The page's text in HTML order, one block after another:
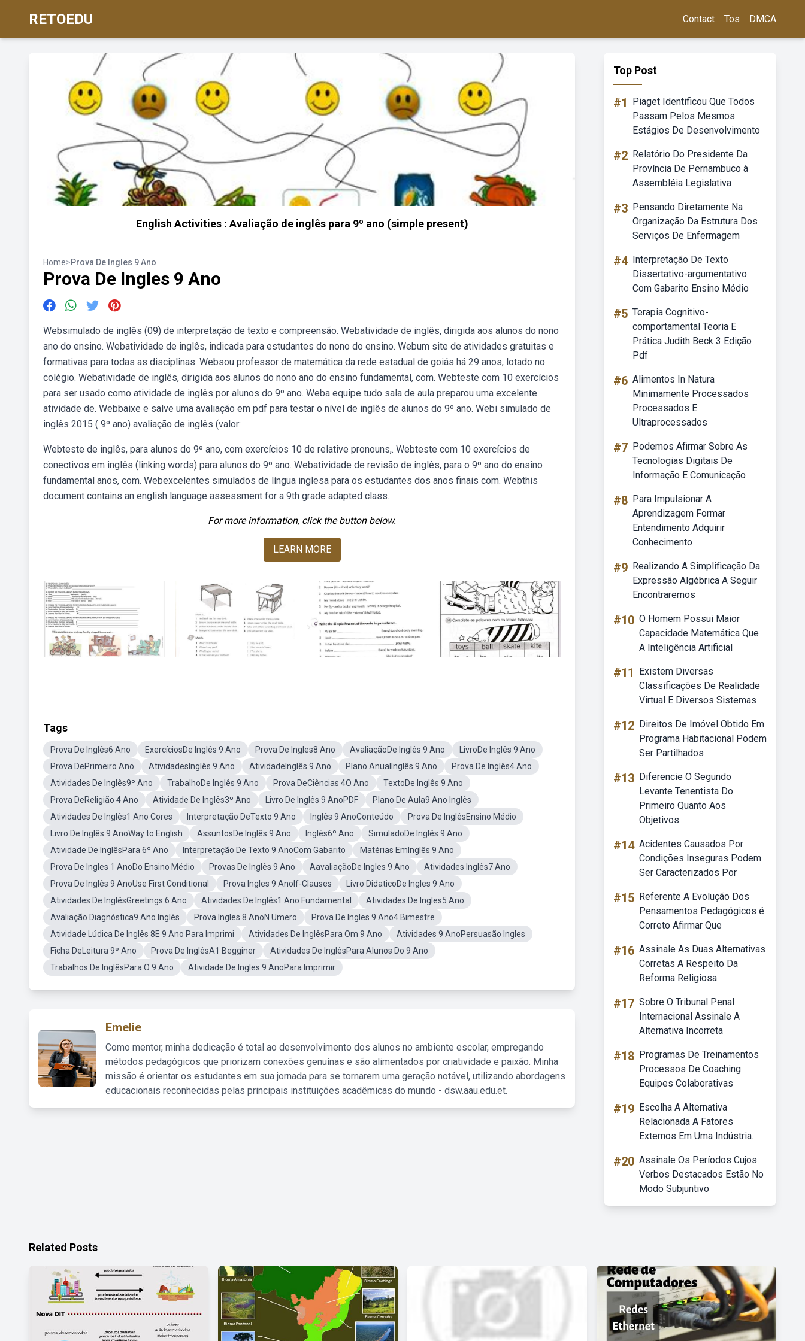
RETOEDU Contact Tos DMCA
English Activities : Avaliação de inglês para 9º ano (simple present)
Home>Prova De Ingles 9 Ano
Prova De Ingles 9 Ano
Websimulado de inglês (09) de interpretação de texto e compreensão. Webatividade de inglês, dirigida aos alunos do nono
ano do ensino. Webatividade de inglês, indicada para estudantes do nono do ensino. Webum site de atividades gratuitas e
formativas para todas as disciplinas. Websou professor de matemática da rede estadual de goiás há 29 anos, lotado no
colégio. Webatividade de inglês, dirigida aos alunos do nono ano do ensino fundamental, com. Webteste com 10 exercícios
para ser usado como atividade de inglês por alunos do 9º ano. Weba equipe tudo sala de aula preparou uma excelente
atividade de. Webbaixe e salve uma avaliação em pdf para testar o nível de inglês de alunos do 9º ano. Webi simulado de
inglês 2015 ( 9º ano) avaliação de inglês (valor:
Webteste de inglês, para alunos do 9º ano, com exercícios 10 de relative pronouns,. Webteste com 10 exercícios de
conectivos em inglês (linking words) para alunos do 9º ano. Webatividade de revisão de inglês, para o 9º ano do ensino
fundamental anos, com. Webexcelentes simulados de língua inglesa para os estudantes dos anos finais com. Webthis
document contains an english language assessment for a 9th grade adapted class.
For more information, click the button below.
LEARN MORE
Tags
Prova De Inglês6 Ano ExercíciosDe Inglês 9 Ano Prova De Ingles8 Ano AvaliaçãoDe Inglês 9 Ano
LivroDe Inglês 9 Ano
Prova DePrimeiro Ano
AtividadesInglês 9 Ano AtividadeInglês 9 Ano Plano AnualInglês 9 Ano
Prova De Inglês4 Ano
Atividades De Inglês9º Ano
TrabalhoDe Inglês 9 Ano Prova DeCiências 4O Ano
TextoDe Inglês 9 Ano
Prova DeReligião 4 Ano
Atividade De Inglês3º Ano Livro De Inglês 9 AnoPDF
Plano De Aula9 Ano Inglês
Atividades De Inglês1 Ano Cores
Interpretação DeTexto 9 Ano Inglês 9 AnoConteúdo
Prova De InglêsEnsino Médio
Livro De Inglês 9 AnoWay to English
AssuntosDe Inglês 9 Ano Inglês6º Ano
SimuladoDe Inglês 9 Ano
Atividade De InglêsPara 6º Ano
Interpretação De Texto 9 AnoCom Gabarito
Matérias EmInglês 9 Ano
Prova De Ingles 1 AnoDo Ensino Médio
Provas De Inglês 9 Ano AavaliaçãoDe Ingles 9 Ano
Atividades Inglês7 Ano
Prova De Inglês 9 AnoUse First Conditional
Prova Ingles 9 AnoIf-Clauses
Livro DidaticoDe Ingles 9 Ano
Atividades De InglêsGreetings 6 Ano
Atividades De Inglês1 Ano Fundamental
Atividades De Ingles5 Ano
Avaliação Diagnóstica9 Ano Inglês
Prova Ingles 8 AnoN Umero
Prova De Ingles 9 Ano4 Bimestre
Atividade Lúdica De Inglês 8E 9 Ano Para Imprimi
Atividades De InglêsPara Om 9 Ano
Atividades 9 AnoPersuasão Ingles
Ficha DeLeitura 9º Ano
Prova De InglêsA1 Begginer
Atividades De InglêsPara Alunos Do 9 Ano
Trabalhos De InglêsPara O 9 Ano
Atividade De Ingles 9 AnoPara Imprimir
Emelie
Como mentor, minha dedicação é total ao desenvolvimento dos alunos no ambiente escolar, empregando
métodos pedagógicos que priorizam conexões genuínas e são alimentados por criatividade e paixão. Minha
missão é orientar os estudantes em sua jornada para se tornarem uma geração notável, utilizando abordagens
educacionais reconhecidas pelas principais instituições acadêmicas do mundo - dsw.aau.edu.et.
Top Post
#1
Piaget Identificou Que Todos
Passam Pelos Mesmos
Estágios De Desenvolvimento
#2 Relatório Do Presidente Da
Província De Pernambuco à
Assembléia Legislativa
#3 Pensando Diretamente Na
Organização Da Estrutura Dos
Serviços De Enfermagem
#4 Interpretação De Texto
Dissertativo-argumentativo
Com Gabarito Ensino Médio
#5 Terapia Cognitivo-
comportamental Teoria E
Prática Judith Beck 3 Edição
Pdf
#6 Alimentos In Natura
Minimamente Processados
Processados E
Ultraprocessados
#7 Podemos Afirmar Sobre As
Tecnologias Digitais De
Informação E Comunicação
#8 Para Impulsionar A
Aprendizagem Formar
Entendimento Adquirir
Conhecimento
#9 Realizando A Simplificação Da
Expressão Algébrica A Seguir
Encontraremos
#10 O Homem Possui Maior
Capacidade Matemática Que
A Inteligência Artificial
#11
Existem Diversas
Classificações De Realidade
Virtual E Diversos Sistemas
#12 Direitos De Imóvel Obtido Em
Programa Habitacional Podem
Ser Partilhados
#13 Diferencie O Segundo
Levante Tenentista Do
Primeiro Quanto Aos
Objetivos
#14 Acidentes Causados Por
Condições Inseguras Podem
Ser Caracterizados Por
#15 Referente A Evolução Dos
Pensamentos Pedagógicos é
Correto Afirmar Que
#16 Assinale As Duas Alternativas
Corretas A Respeito Da
Reforma Religiosa.
#17 Sobre O Tribunal Penal
Internacional Assinale A
Alternativa Incorreta
#18 Programas De Treinamentos
Processos De Coaching
Equipes Colaborativas
#19 Escolha A Alternativa
Relacionada A Fatores
Externos Em Uma Indústria.
#20 Assinale Os Períodos Cujos
Verbos Destacados Estão No
Modo Subjuntivo
Related Posts